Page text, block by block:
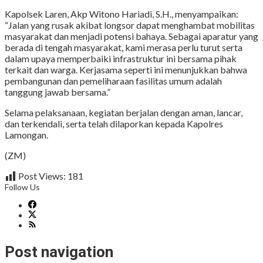
Kapolsek Laren, Akp Witono Hariadi, S.H., menyampaikan:
“Jalan yang rusak akibat longsor dapat menghambat mobilitas
masyarakat dan menjadi potensi bahaya. Sebagai aparatur yang
berada di tengah masyarakat, kami merasa perlu turut serta
dalam upaya memperbaiki infrastruktur ini bersama pihak
terkait dan warga. Kerjasama seperti ini menunjukkan bahwa
pembangunan dan pemeliharaan fasilitas umum adalah
tanggung jawab bersama.”
Selama pelaksanaan, kegiatan berjalan dengan aman, lancar,
dan terkendali, serta telah dilaporkan kepada Kapolres
Lamongan.
(ZM)
Post Views: 181
Follow Us
Post navigation